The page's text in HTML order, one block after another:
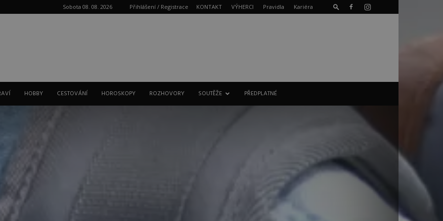
Sobota 08. 08. 2026 Přihlášení / Registrace KONTAKT VÝHERCI Pravidla Kariéra
HOBBY CESTOVÁNÍ HOROSKOPY ROZHOVORY SOUTĚŽE PŘEDPLATNÉ